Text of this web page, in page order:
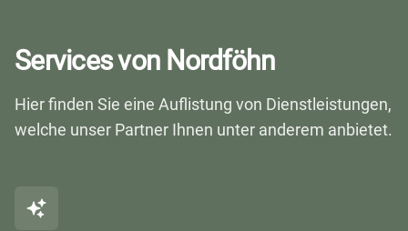
Services von Nordföhn
Hier finden Sie eine Auflistung von Dienstleistungen,
welche unser Partner Ihnen unter anderem anbietet.